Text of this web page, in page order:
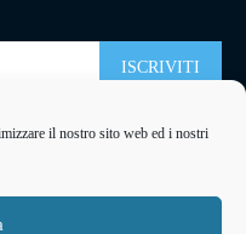
il nostro sito web ed i nostri
ISCRIVITI